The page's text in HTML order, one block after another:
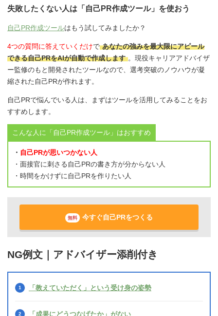
失敗したくない人は「自己PR作成ツール」を使おう
自己PR作成ツールはもう試してみましたか？
4つの質問に答えていくだけで あなたの強みを最大限にアピール
できる自己PRをAIが自動で作成します 。現役キャリアアドバイザ
ー監修のもと開発されたツールなので、選考突破のノウハウが凝
縮された自己PRが作れます。
自己PRで悩んでいる人は、まずはツールを活用してみることをお
すすめします。
こんな人に「自己PR作成ツール」はおすすめ
・ 自己PRが思いつかない人
・面接官に刺さる自己PRの書き方が分からない人
・時間をかけずに自己PRを作りたい人
無料 今すぐ自己PRをつくる
NG例文｜アドバイザー添削付き
「教えていただく」という受け身の姿勢
「成果にどうつなげたか」がない